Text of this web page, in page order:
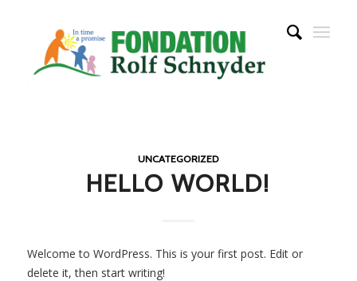
UNCATEGORIZED
HELLO WORLD!
Welcome to WordPress. This is your first post. Edit or
delete it, then start writing!